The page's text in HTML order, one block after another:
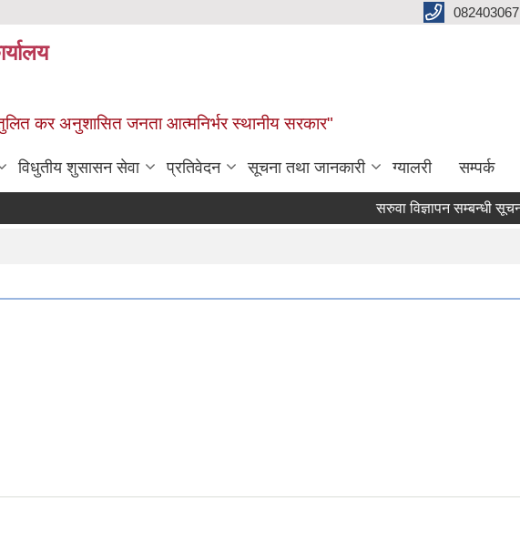
082403067
कर अनुशासित जनता आत्मनिर्भर स्थानीय सरकार"
विधुतीय शुसासन सेवा प्रतिवेदन सूचना तथा जानकारी ग्यालरी सम्पर्क
सरुवा विज्ञापन सम्बन्धी सूचना